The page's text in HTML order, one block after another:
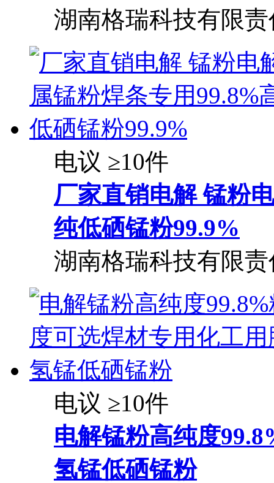
湖南格瑞科技有限
电议 ≥10件
厂家直销电解 锰粉
纯低硒锰粉99.9%
湖南格瑞科技有限
电议 ≥10件
电解锰粉高纯度
氢锰低硒锰粉